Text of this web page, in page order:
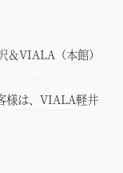
＆VIALA（本館）
様は、VIALA軽井